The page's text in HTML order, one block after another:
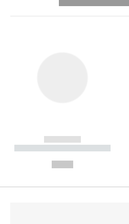
------------
----------- ----------- --------